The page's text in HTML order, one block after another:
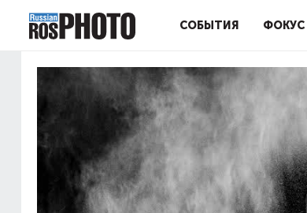
СОБЫТИЯ ФОКУС